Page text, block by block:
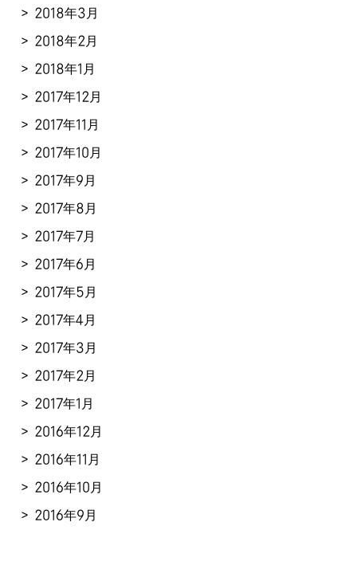
2018年3月
2018年2月
2018年1月
2017年12月
2017年11月
2017年10月
2017年9月
2017年8月
2017年7月
2017年6月
2017年5月
2017年4月
2017年3月
2017年2月
2017年1月
2016年12月
2016年11月
2016年10月
2016年9月